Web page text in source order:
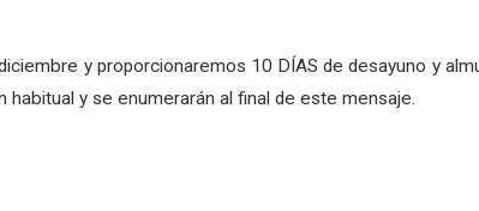
y proporcionaremos 10 DÍAS de desayuno y
y se enumerarán al final de este mensaje.